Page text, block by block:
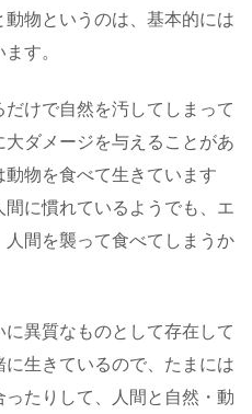
物というのは、基本的には
す。
けで自然を汚してしまって
ダメージを与えることがあ
物を食べて生きています
に慣れているようでも、エ
間を襲って食べてしまうか
異質なものとして存在して
生きているので、たまには
たりして、人間と自然・動